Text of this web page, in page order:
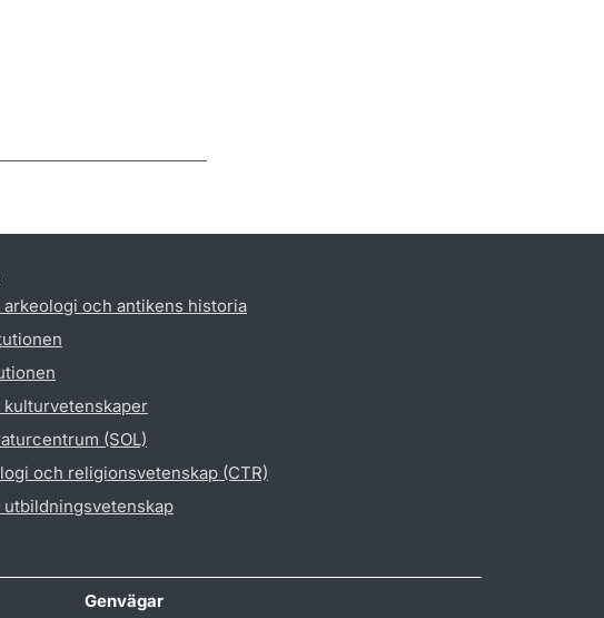
och antikens historia
(SOL)
och religionsvetenskap (CTR)
Genvägar